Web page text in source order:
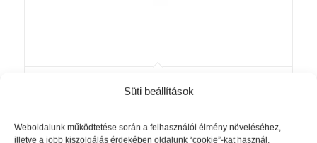
Süti beállítások
Weboldalunk működtetése során a felhasználói élmény növeléséhez,
illetve a jobb kiszolgálás érdekében oldalunk “cookie”-kat használ.
Csúszka alumínium függönysínhez
sínekhez) – 100 darab
1 760 Ft